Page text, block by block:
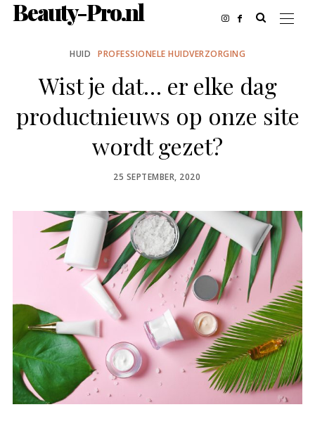
Beauty-Pro.nl
HUID PROFESSIONELE HUIDVERZORGING
Wist je dat… er elke dag
productnieuws op onze site
wordt gezet?
POSTED
25 SEPTEMBER, 2020